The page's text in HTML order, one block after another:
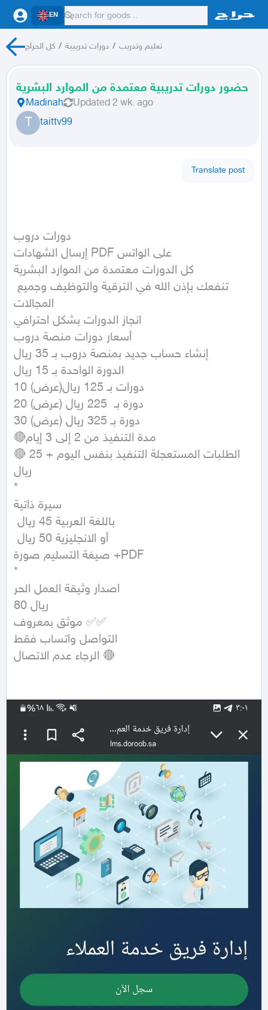
EN
كل الحراج / دورات تدريبية / تعليم وتدريب
حضور دورات تدريبية معتمدة من الموارد البشرية
Madinah Updated 2 wk. ago
T taittv99
Translate post
دورات دروب
إرسال الشهادات PDF على الواتس
كل الدورات معتمدة من الموارد البشرية
المجالات
انجاز الدورات بشكل احترافي
أسعار دورات منصة دروب
إنشاء حساب جديد بمنصة دروب بـ 35 ريال
الدورة الواحدة بـ 15 ريال
10 دورات بـ 125 ريال(عرض)
20 دورة بـ  225 ريال (عرض)
30 دورة بـ 325 ريال (عرض)
🔴مدة التنفيذ من 2 إلى 3 إيام
🔴الطلبات المستعجلة التنفيذ بنفس اليوم + 25
ريال
*
سيرة ذاتية
صيغة التسليم صورة +PDF
*
اصدار وثيقة العمل الحر
80 ريال
موثق بمعروف ✅️✅️
التواصل واتساب فقط
الرجاء عدم الاتصال 🔴